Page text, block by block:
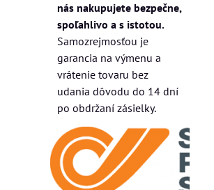
nás nakupujete bezpečne,
spoľahlivo a s istotou.
Samozrejmosťou je
garancia na výmenu a
vrátenie tovaru bez
udania dôvodu do 14 dní
po obdržaní zásielky.